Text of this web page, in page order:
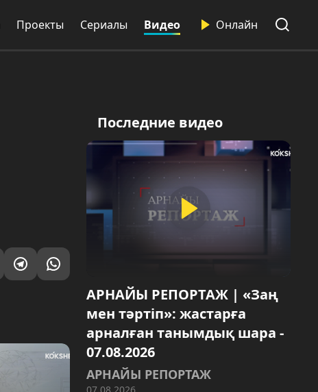
Проекты Сериалы Видео Онлайн
Последние видео
АРНАЙЫ РЕПОРТАЖ | «Заң
мен тәртіп»: жастарға
арналған танымдық шара -
07.08.2026
АРНАЙЫ РЕПОРТАЖ
07.08.2026